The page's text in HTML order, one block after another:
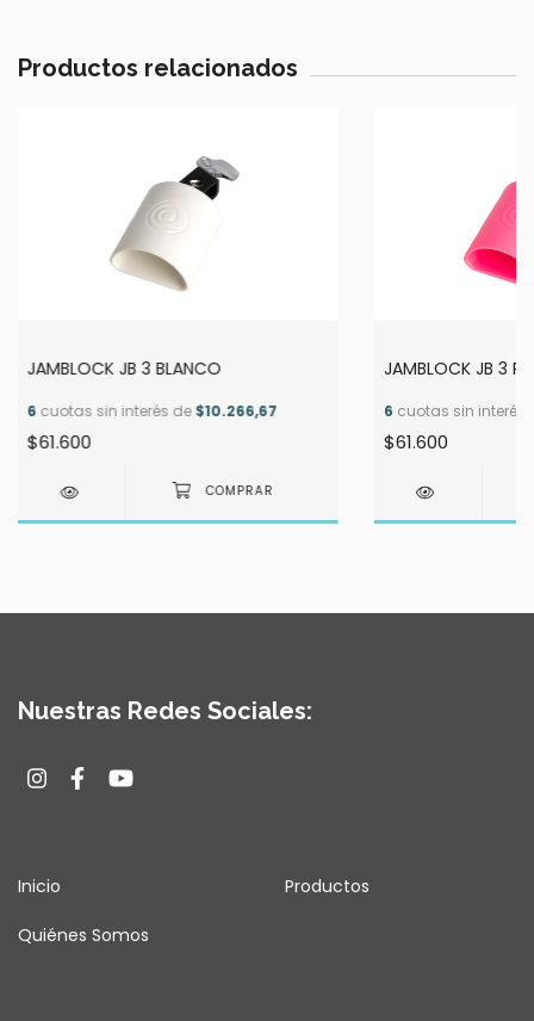
Productos relacionados
JAMBLOCK JB 3 BLANCO
6 cuotas sin interés de$10.266,67
$61.600
JAMBLOCK JB 3
6 cuotas sin interés
$61.600
Nuestras Redes Sociales:
Inicio Productos
Quiénes Somos